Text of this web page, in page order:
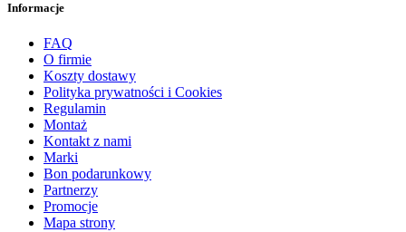
Informacje
FAQ
O firmie
Koszty dostawy
Polityka prywatności i Cookies
Regulamin
Montaż
Kontakt z nami
Marki
Bon podarunkowy
Partnerzy
Promocje
Mapa strony